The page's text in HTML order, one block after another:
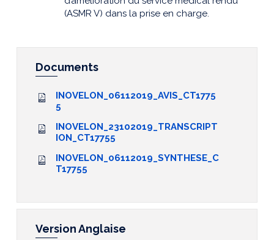
(ASMR V) dans la prise en charge.
Documents
INOVELON_06112019_AVIS_CT1775
5
INOVELON_23102019_TRANSCRIPT
ION_CT17755
INOVELON_06112019_SYNTHESE_C
T17755
Version Anglaise